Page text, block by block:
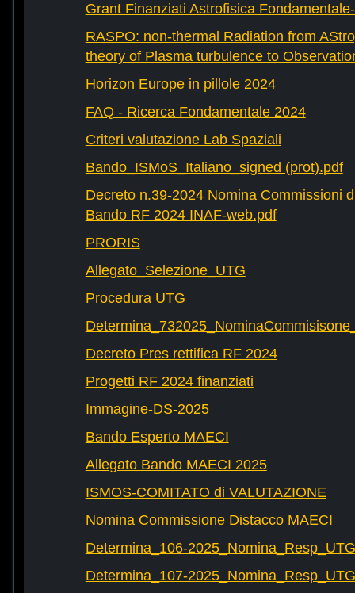
Grant Finanziati Astrofisica
RASPO: non-thermal Radiation from
theory of Plasma turbulence to
Horizon Europe in pillole 2024
FAQ - Ricerca Fondamentale 2024
Criteri valutazione Lab Spaziali
Bando_ISMoS_Italiano_signed (prot).pdf
Decreto n.39-2024 Nomina Commissioni
Bando RF 2024 INAF-web.pdf
PRORIS
Allegato_Selezione_UTG
Procedura UTG
Decreto Pres rettifica RF 2024
Progetti RF 2024 finanziati
Immagine-DS-2025
Bando Esperto MAECI
Allegato Bando MAECI 2025
ISMOS-COMITATO di VALUTAZIONE
Nomina Commissione Distacco MAECI
Determina_106-
Determina_107-